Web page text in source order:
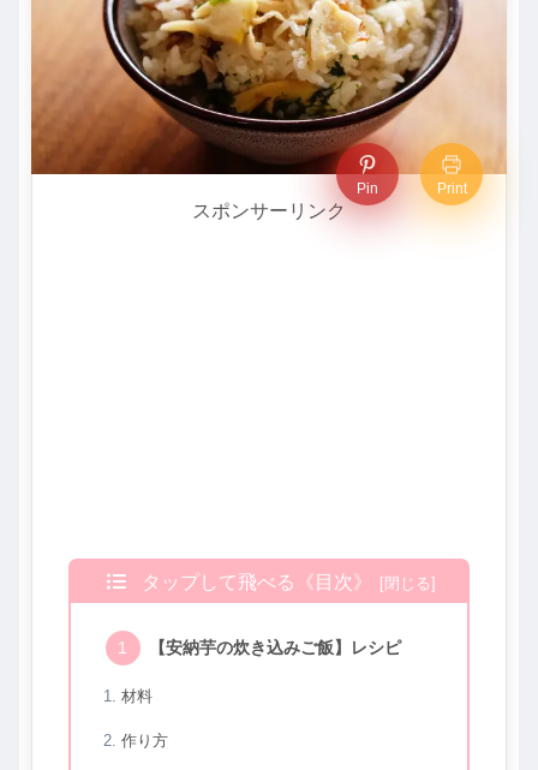
Pin Print
スポンサーリンク
タップして飛べる《目次》
【安納芋の炊き込みご飯】レシピ
材料
作り方